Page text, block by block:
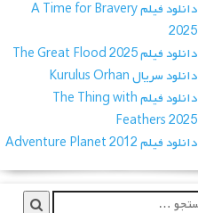
دانلود فیلم A Time for Bravery
2025
دانلود فیلم The Great Flood 2025
دانلود سریال Kurulus Orhan
دانلود فیلم The Thing with
Feathers 2025
دانلود فیلم Adventure Planet 2012